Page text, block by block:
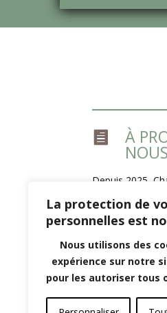
La protection de
personnelles est
Nous utilisons des
expérience sur notre
pour les autoriser tous
 À
NOUS
Depuis 2025,
Construction
met à votre
d’expérience
la rénovation de
couvertures,
et planchers.
qualité et